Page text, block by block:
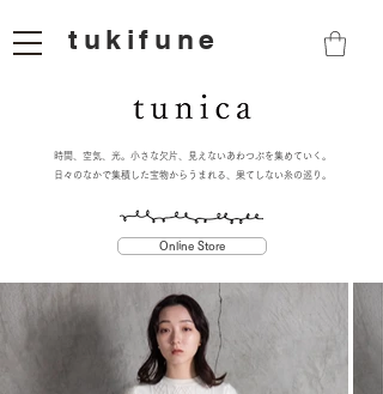
tukifune
時間、空気、光。小さな欠片、
見えないあわつぶを集めていく。
日々のなかで集積した宝物からうまれる、果てしない糸の巡り。
Online Store